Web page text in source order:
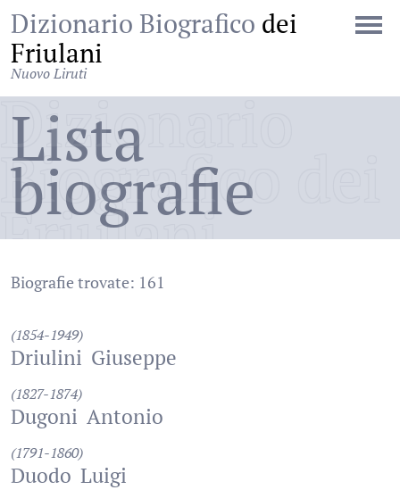
Dizionario Biografico dei
Friulani
Nuovo Liruti
Dizionario
Biografico dei
Friulani
Lista
biografie
Biografie trovate: 161
(1854-1949)
Driulini Giuseppe
(1827-1874)
Dugoni Antonio
(1791-1860)
Duodo Luigi